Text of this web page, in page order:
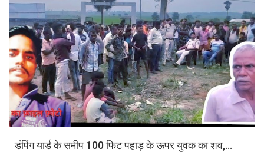
डंपिंग यार्ड के समीप 100 फिट पहाड़ के ऊपर युवक का शव,...